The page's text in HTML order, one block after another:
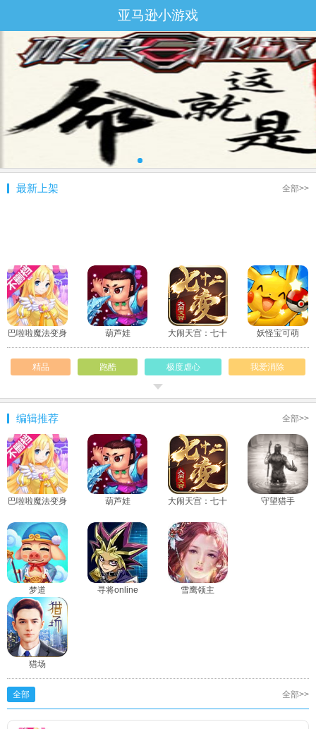
亚马逊小游戏
全部>>
最新上架
巴啦啦魔法变身
3
葫芦娃
大闹天宫：七十
二变
妖怪宝可萌
精品 跑酷 极度虐心 我爱消除
射击 女神
屌丝 下雨天 处女座 手机专享
全部>>
编辑推荐
巴啦啦魔法变身
葫芦娃
大闹天宫：七十
守望猎手
梦道 寻将online 雪鹰领主
猎场
全部>>
全部